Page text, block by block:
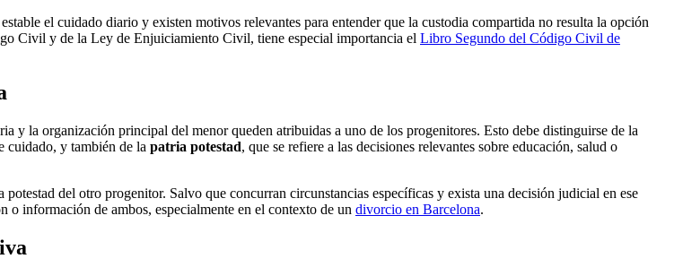
el cuidado diario y existen motivos relevantes para entender que la custodia compartida no resulta la opción
Civil y de la Ley de Enjuiciamiento Civil, tiene especial importancia el Libro Segundo del Código Civil de
la organización principal del menor queden atribuidas a uno de los progenitores. Esto debe distinguirse de la
cuidado, y también de la patria potestad, que se refiere a las decisiones relevantes sobre educación, salud o
potestad del otro progenitor. Salvo que concurran circunstancias específicas y exista una decisión judicial en ese
o información de ambos, especialmente en el contexto de un divorcio en Barcelona.